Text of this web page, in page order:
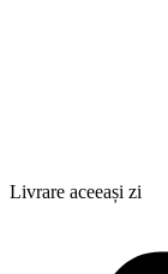
Livrare aceeași zi